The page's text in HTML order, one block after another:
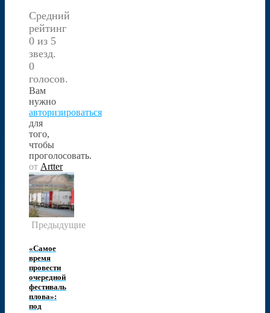
Средний
рейтинг
0 из 5
звезд.
0
голосов.
Вам
нужно
авторизироваться
для
того,
чтобы
проголосовать.
от Artter
Предыдущие
«Самое
время
провести
очередной
фестиваль
плова»:
под